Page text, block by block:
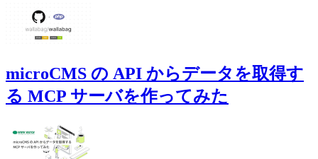
microCMS の API からデータを取得す
る MCP サーバを作ってみた